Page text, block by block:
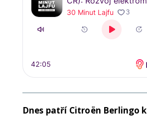
Dnes patří Citroën Berlingo k